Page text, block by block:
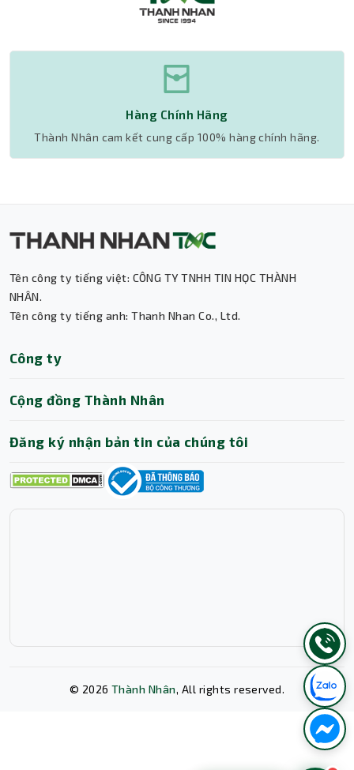
Hàng Chính Hãng
Thành Nhân cam kết cung cấp 100% hàng chính hãng.
Tên công ty tiếng việt: CÔNG TY TNHH TIN HỌC THÀNH
NHÂN.
Tên công ty tiếng anh: Thanh Nhan Co., Ltd.
Công ty
Cộng đồng Thành Nhân
Đăng ký nhận bản tin của chúng tôi
© 2026 Thành Nhân, All rights reserved.
Trợ lý AI • Phản hồi tức thì